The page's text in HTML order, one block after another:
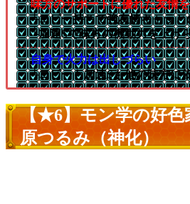
味方のサポートに優れた友情
└コピー持ちで強友情キャラと
└加速Sで味方の機動力を上げ
自身で火力は出しづらい
└コピーも加速Sも他の味方に
【★6】モン学の好色
原つるみ（神化）